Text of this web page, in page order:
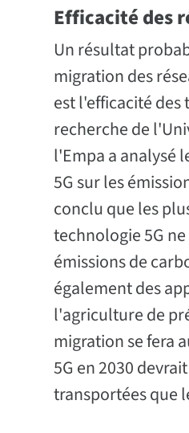
Efficacité des
Un résultat
migration des
est l'efficacité des
recherche de
l'Empa a analysé
5G sur les
conclu que les
technologie 5G
émissions de
également des
l'agriculture de
migration se fera
5G en 2030
transportées que